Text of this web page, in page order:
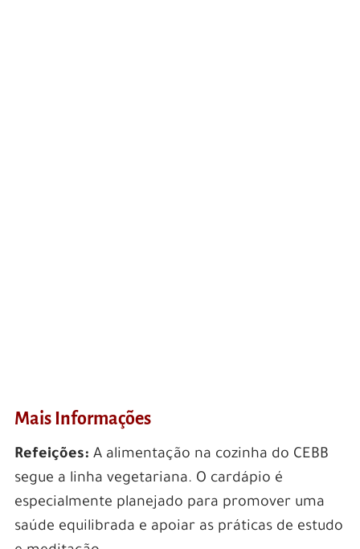
Mais Informações
Refeições: A alimentação na cozinha do CEBB
segue a linha vegetariana. O cardápio é
especialmente planejado para promover uma
saúde equilibrada e apoiar as práticas de estudo